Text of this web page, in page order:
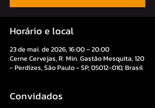
Horário e local
23 de mai. de 2026, 16:00 – 20:00
Cerne Cervejas, R. Min. Gastão Mesquita, 120
- Perdizes, São Paulo - SP, 05012-010, Brasil
Convidados